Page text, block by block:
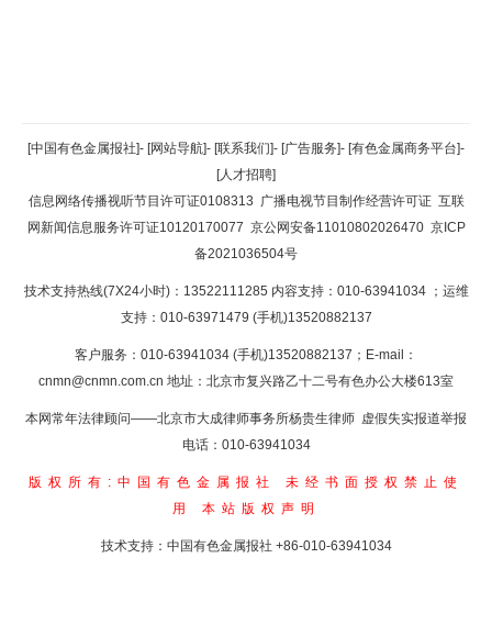
返回顶部
返回首页
[中国有色金属报社]- [网站导航]- [联系我们]- [广告服务]- [有色金属商务平台]-
[人才招聘]
信息网络传播视听节目许可证0108313 广播电视节目制作经营许可证 互联
网新闻信息服务许可证10120170077 京公网安备11010802026470 京ICP
备2021036504号
技术支持热线(7X24小时)：13522111285 内容支持：010-63941034 ；运维
支持：010-63971479 (手机)13520882137
客户服务：010-63941034 (手机)13520882137；E-mail：
cnmn@cnmn.com.cn 地址：北京市复兴路乙十二号有色办公大楼613室
本网常年法律顾问——北京市大成律师事务所杨贵生律师 虚假失实报道举报
电话：010-63941034
版权所有:中国有色金属报社
未经书面授权禁止使
用 本站版权声明
技术支持：中国有色金属报社 +86-010-63941034